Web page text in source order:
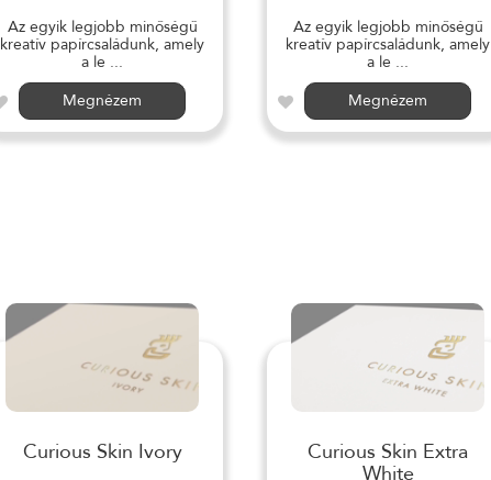
Az egyik legjobb minőségű
kreatív papírcsaládunk, amely
a le ...
Megnézem
Az egyik legjobb minőségű
kreatív papírcsaládunk, amely
a le ...
Megnézem
Curious Skin Ivory
Curious Skin Extra
White